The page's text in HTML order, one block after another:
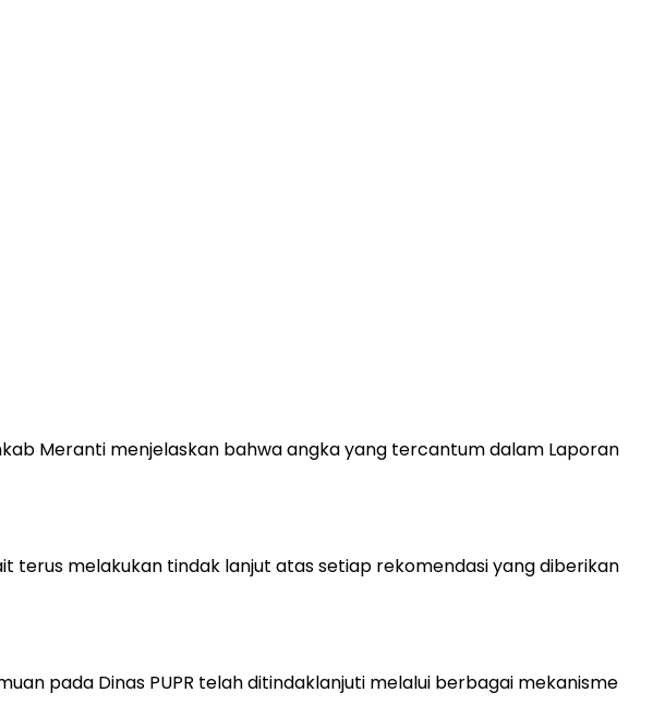
Meranti menjelaskan bahwa angka yang tercantum dalam Laporan
terus melakukan tindak lanjut atas setiap rekomendasi yang diberikan
pada Dinas PUPR telah ditindaklanjuti melalui berbagai mekanisme